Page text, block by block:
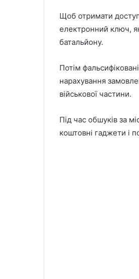
Щоб отримати
електронний ключ,
батальйону.
Потім
нарахування
військової частини.
Під час обшуків за
коштовні гаджети і